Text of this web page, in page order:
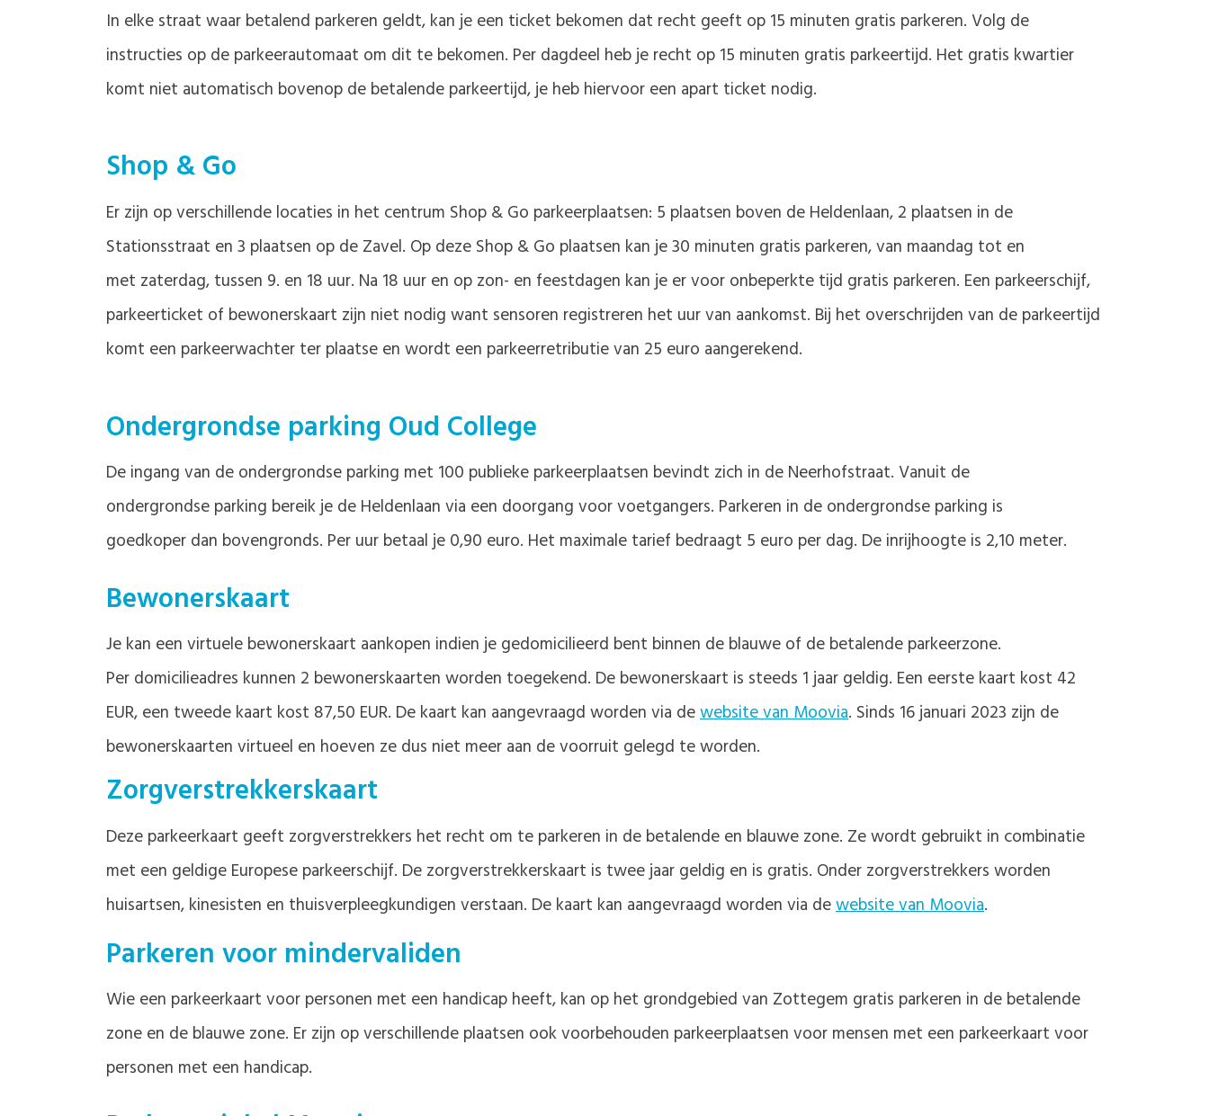
In elke straat waar betalend parkeren geldt, kan je een ticket bekomen dat recht geeft op 15 minuten gratis parkeren. Volg de
instructies op de parkeerautomaat om dit te bekomen. Per dagdeel heb je recht op 15 minuten gratis parkeertijd. Het gratis kwartier
komt niet automatisch bovenop de betalende parkeertijd, je heb hiervoor een apart ticket nodig.
Shop & Go
Er zijn op verschillende locaties in het centrum Shop & Go parkeerplaatsen: 5 plaatsen boven de Heldenlaan, 2 plaatsen in de
Stationsstraat en 3 plaatsen op de Zavel. Op deze Shop & Go plaatsen kan je 30 minuten gratis parkeren, van maandag tot en
met zaterdag, tussen 9. en 18 uur. Na 18 uur en op zon- en feestdagen kan je er voor onbeperkte tijd gratis parkeren. Een parkeerschijf,
parkeerticket of bewonerskaart zijn niet nodig want sensoren registreren het uur van aankomst. Bij het overschrijden van de parkeertijd
komt een parkeerwachter ter plaatse en wordt een parkeerretributie van 25 euro aangerekend.
Ondergrondse parking Oud College
De ingang van de ondergrondse parking met 100 publieke parkeerplaatsen bevindt zich in de Neerhofstraat. Vanuit de
ondergrondse parking bereik je de Heldenlaan via een doorgang voor voetgangers. Parkeren in de ondergrondse parking is
goedkoper dan bovengronds. Per uur betaal je 0,90 euro. Het maximale tarief bedraagt 5 euro per dag. De inrijhoogte is 2,10 meter.
Bewonerskaart
Je kan een virtuele bewonerskaart aankopen indien je gedomicilieerd bent binnen de blauwe of de betalende parkeerzone.
Per domicilieadres kunnen 2 bewonerskaarten worden toegekend. De bewonerskaart is steeds 1 jaar geldig. Een eerste kaart kost 42
EUR, een tweede kaart kost 87,50 EUR. De kaart kan aangevraagd worden via dewebsite van Moovia. Sinds 16 januari 2023 zijn de
bewonerskaarten virtueel en hoeven ze dus niet meer aan de voorruit gelegd te worden.
Zorgverstrekkerskaart
Deze parkeerkaart geeft zorgverstrekkers het recht om te parkeren in de betalende en blauwe zone. Ze wordt gebruikt in combinatie
met een geldige Europese parkeerschijf. De zorgverstrekkerskaart is twee jaar geldig en is gratis. Onder zorgverstrekkers worden
huisartsen, kinesisten en thuisverpleegkundigen verstaan. De kaart kan aangevraagd worden via dewebsite van Moovia.
Parkeren voor mindervaliden
Wie een parkeerkaart voor personen met een handicap heeft, kan op het grondgebied van Zottegem gratis parkeren in de betalende
zone en de blauwe zone. Er zijn op verschillende plaatsen ook voorbehouden parkeerplaatsen voor mensen met een parkeerkaart voor
personen met een handicap.